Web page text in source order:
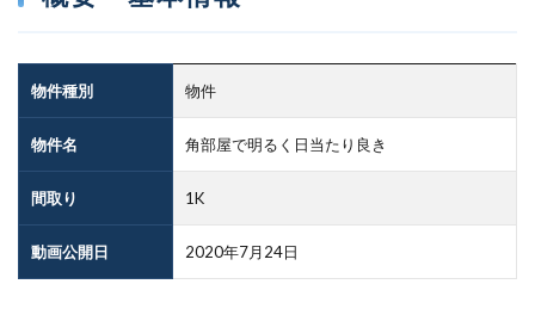
物件種別 物件
物件名 角部屋で明るく日当たり良き
間取り 1K
動画公開日 2020年7月24日